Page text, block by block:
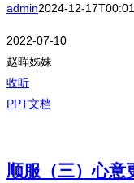
admin2024-12-
2022-07-10
赵晖姊妹
收听
PPT文档
顺服（三）心意